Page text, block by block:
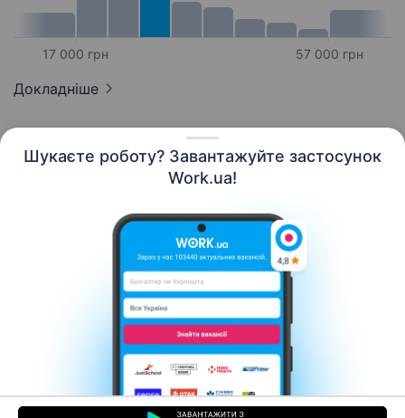
Шукаєте роботу? Завантажуйте застосунок
Work.ua!
17 000 грн 57 000 грн
Докладніше
Контакти Про нас
Кар’єра
Допомога Умови використання